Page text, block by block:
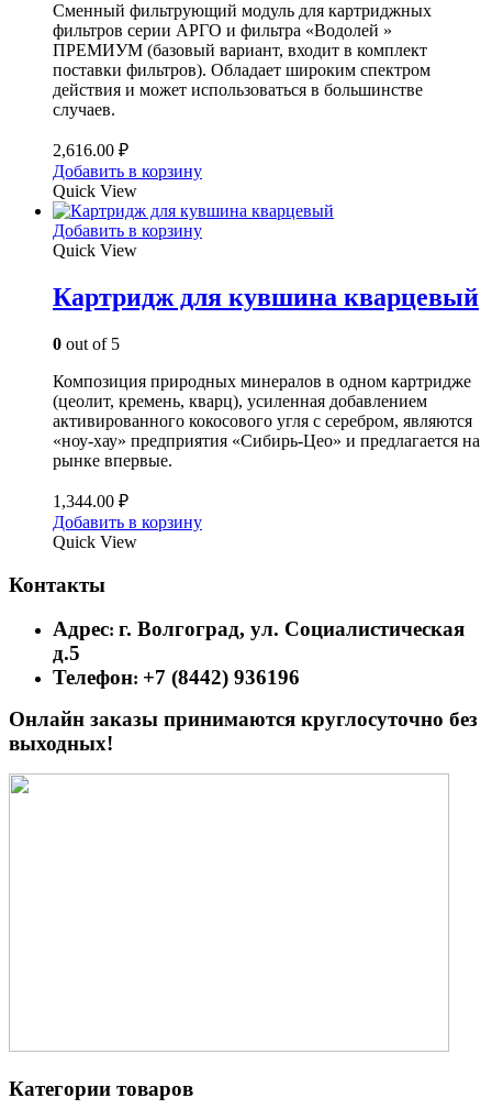
Сменный фильтрующий модуль для картриджных
фильтров серии АРГО и фильтра «Водолей »
ПРЕМИУМ (базовый вариант, входит в комплект
поставки фильтров). Обладает широким спектром
действия и может использоваться в большинстве
случаев.
2,616.00 ₽
Добавить в корзину
Quick View
Добавить в корзину
Quick View
Картридж для кувшина кварцевый
0 out of 5
Композиция природных минералов в одном картридже
(цеолит, кремень, кварц), усиленная добавлением
активированного кокосового угля с серебром, являются
«ноу-хау» предприятия «Сибирь-Цео» и предлагается на
рынке впервые.
1,344.00 ₽
Добавить в корзину
Quick View
Контакты
Адрес: г. Волгоград, ул. Социалистическая
д.5
Телефон: +7 (8442) 936196
Онлайн заказы принимаются круглосуточно без
выходных!
Категории товаров